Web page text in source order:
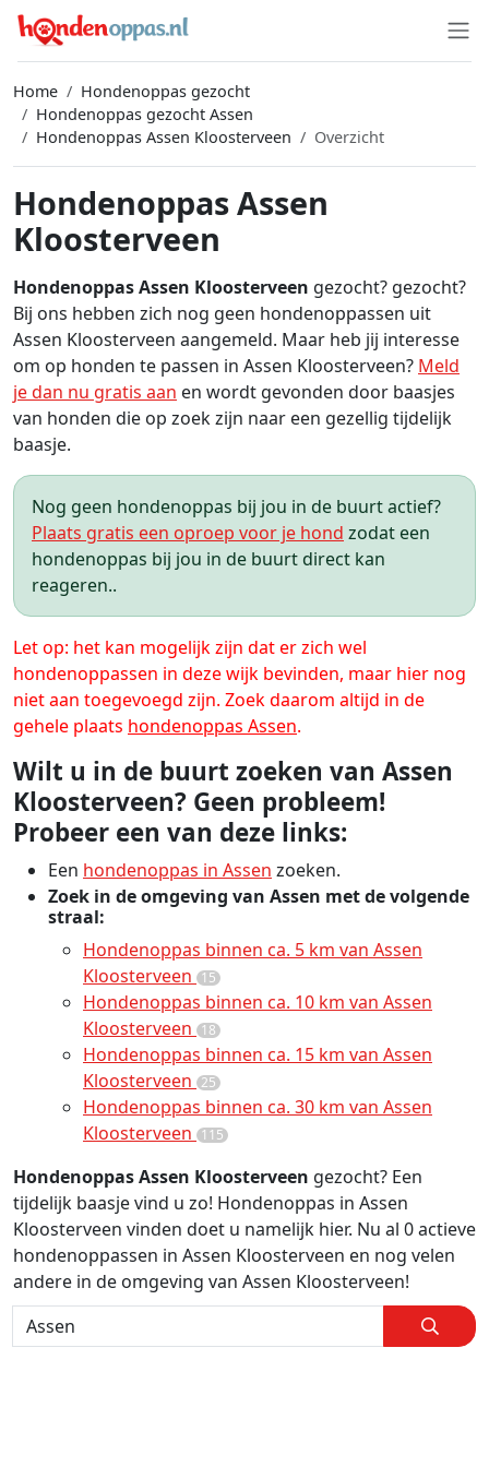
Home
Hondenoppas gezocht
Hondenoppas gezocht Assen
Hondenoppas Assen Kloosterveen
Overzicht
Hondenoppas Assen
Kloosterveen
Hondenoppas Assen Kloosterveen gezocht? gezocht?
Bij ons hebben zich nog geen hondenoppassen uit
Assen Kloosterveen aangemeld. Maar heb jij interesse
om op honden te passen in Assen Kloosterveen? Meld
je dan nu gratis aan en wordt gevonden door baasjes
van honden die op zoek zijn naar een gezellig tijdelijk
baasje.
Nog geen hondenoppas bij jou in de buurt actief?
Plaats gratis een oproep voor je hond zodat een
hondenoppas bij jou in de buurt direct kan
reageren..
Let op: het kan mogelijk zijn dat er zich wel
hondenoppassen in deze wijk bevinden, maar hier nog
niet aan toegevoegd zijn. Zoek daarom altijd in de
gehele plaats hondenoppas Assen.
Wilt u in de buurt zoeken van Assen
Kloosterveen? Geen probleem!
Probeer een van deze links:
Een hondenoppas in Assen zoeken.
Zoek in de omgeving van Assen met de volgende
straal:
Hondenoppas binnen ca. 5 km van Assen
Kloosterveen 15
Hondenoppas binnen ca. 10 km van Assen
Kloosterveen 18
Hondenoppas binnen ca. 15 km van Assen
Kloosterveen 25
Hondenoppas binnen ca. 30 km van Assen
Kloosterveen 115
Hondenoppas Assen Kloosterveen gezocht? Een
tijdelijk baasje vind u zo! Hondenoppas in Assen
Kloosterveen vinden doet u namelijk hier. Nu al 0 actieve
hondenoppassen in Assen Kloosterveen en nog velen
andere in de omgeving van Assen Kloosterveen!